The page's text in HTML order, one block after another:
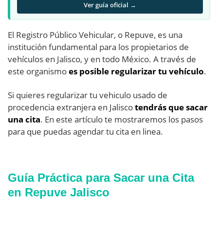
Ver guía oficial →
El Registro Público Vehicular, o Repuve, es una
institución fundamental para los propietarios de
vehículos en Jalisco, y en todo México. A través de
este organismoes posible regularizar tu vehículo.
Si quieres regularizar tu vehiculo usado de
procedencia extranjera en Jaliscotendrás que sacar
una cita. En este artículo te mostraremos los pasos
para que puedas agendar tu cita en linea.
Guía Práctica para Sacar una Cita
en Repuve Jalisco